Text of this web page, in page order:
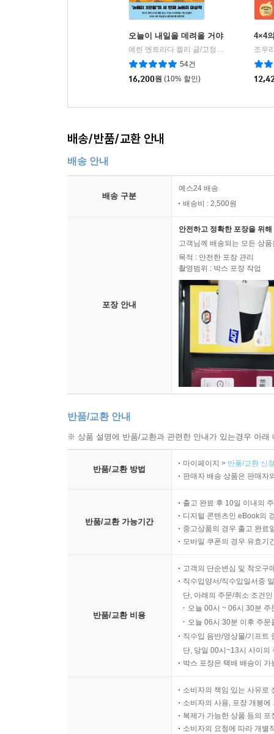
오늘이 내일을 데려올 거야
에린 엔트라다 켈리 글/고정아 역
책읽는곰
54건
16,200원 (10% 할인)
4×4
조우
배송/반품/교환 안내
배송 안내
배송 구분
예스24 배송
배송비 : 2,500원
포장 안내
안전하고 정확한 포장을 위
고객님께 배송되는 모든 상
목적 : 안전한 포장 관리
촬영범위 : 박스 포장 작업
반품/교환 안내
※ 상품 설명에 반품/교환과 관련한 안내가 있는경우 아
반품/교환 방법
마이페이지 > 반품/교환 신
판매자 배송 상품은 판매자
반품/교환 가능기간
출고 완료 후 10일 이내의
디지털 콘텐츠인 eBook의
중고상품의 경우 출고 완료
모바일 쿠폰의 경우 유효기
반품/교환 비용
고객의 단순변심 및 착오구
직수입양서/직수입일서중
단, 아래의 주문/취소 조건
오늘 00시 ~ 06시 30분
오늘 06시 30분 이후 주
직수입 음반/영상물/기프트
단, 당일 00시~13시 사이의
박스 포장은 택배 배송이
소비자의 책임 있는 사유로
소비자의 사용, 포장 개봉
복제가 가능한 상품 등의
소비자의 요청에 따라 개별